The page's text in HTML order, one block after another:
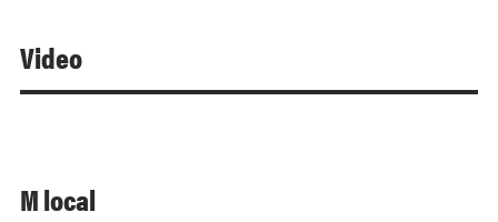
Video
M local